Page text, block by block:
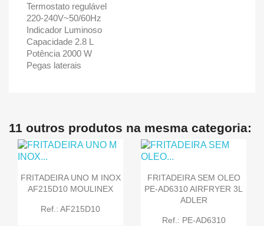
Termostato regulável
220-240V~50/60Hz
Indicador Luminoso
Capacidade 2.8 L
Potência 2000 W
Pegas laterais
11 outros produtos na mesma categoria:
FRITADEIRA UNO M INOX
AF215D10 MOULINEX
Ref.: AF215D10
FRITADEIRA SEM OLEO
PE-AD6310 AIRFRYER 3L
ADLER
Ref.: PE-AD6310